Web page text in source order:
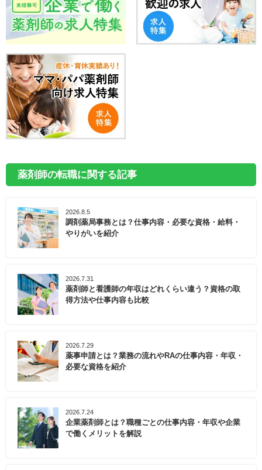
薬剤師の転職に関する記事
2026.8.5
調剤薬局事務とは？仕事内容・必要な資格・給料・
やりがいを紹介
2026.7.31
薬剤師と看護師の年収はどれくらい違う？資格の取
得方法や仕事内容も比較
2026.7.29
薬事申請とは？業務の流れやRAの仕事内容・年収・
必要な資格を紹介
2026.7.24
企業薬剤師とは？職種ごとの仕事内容・年収や企業
で働くメリットを解説